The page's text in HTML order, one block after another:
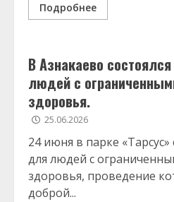
Подробнее
В Азнакаево
людей с
здоровья.
25.06.2026
24 июня в парке «Тарсус»
для людей с
здоровья, проведение
доброй...